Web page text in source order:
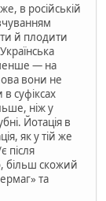
в російській
й плодити
— на
вони не
суфіксах
ніж у
Йотація в
як у тій же
після
більш скожий
та